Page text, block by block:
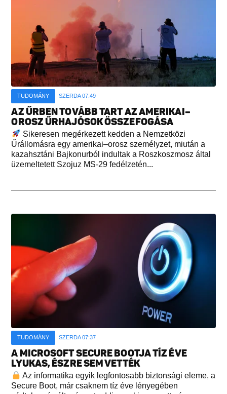
TUDOMÁNY SZERDA 07:49
AZ ŰRBEN TOVÁBB TART AZ AMERIKAI–
OROSZ ŰRHAJÓSOK ÖSSZEFOGÁSA
Sikeresen megérkezett kedden a Nemzetközi
Űrállomásra egy amerikai–orosz személyzet, miután a
kazahsztáni Bajkonurból indultak a Roszkoszmosz által
üzemeltetett Szojuz MS-29 fedélzetén...
TUDOMÁNY SZERDA 07:37
A MICROSOFT SECURE BOOTJA TÍZ ÉVE
LYUKAS, ÉSZRE SEM VETTÉK
Az informatika egyik legfontosabb biztonsági eleme, a
Secure Boot, már csaknem tíz éve lényegében